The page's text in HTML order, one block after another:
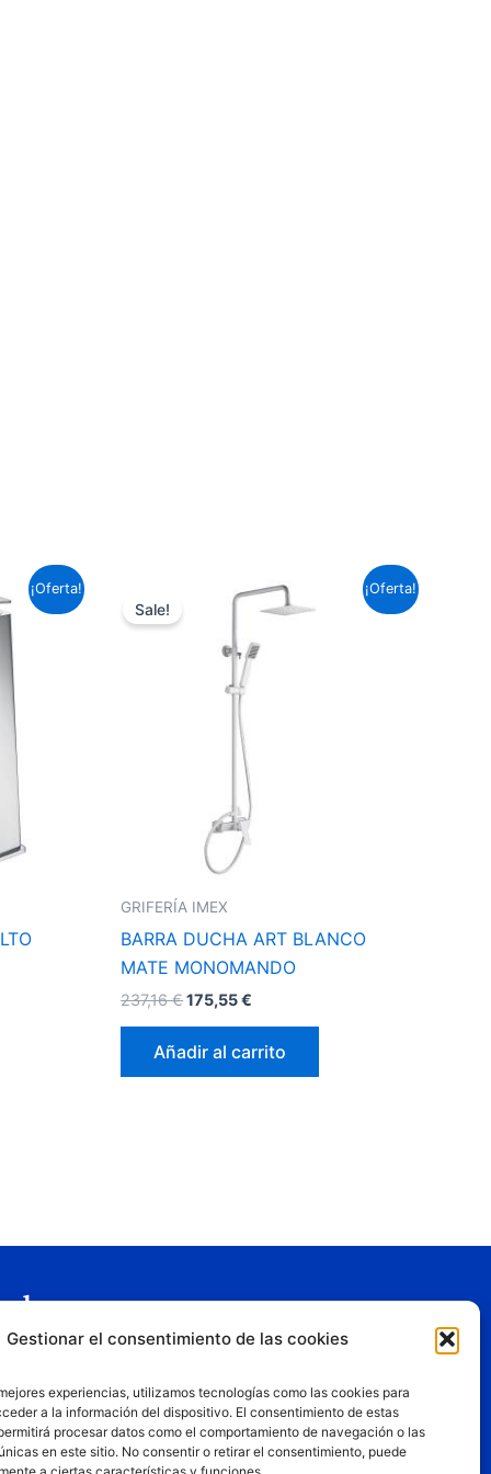
Gestionar el consentimiento de las cookies
experiencias, utilizamos tecnologías como las cookies para
a la información del dispositivo. El consentimiento de estas
procesar datos como el comportamiento de navegación o las
en este sitio. No consentir o retirar el consentimiento, puede
¡Oferta! ¡Oferta!
Sale!
GRIFERÍA IMEX
BARRA DUCHA ART BLANCO
MATE MONOMANDO
237,16€
precio
237,16 €.
175,55€
precio
actual
es:
175,55 €.
Añadir al carrito
de privacidad
de cookies
de uso